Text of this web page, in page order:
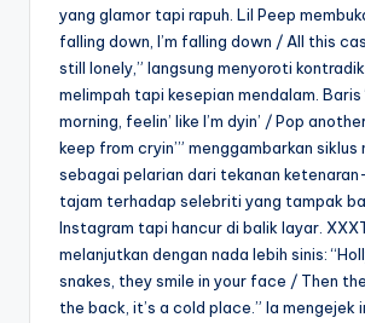
yang glamor tapi rapuh. Lil Peep
falling down, I’m falling down / All this
still lonely,” langsung menyoroti
melimpah tapi kesepian mendalam. Baris
morning, feelin’ like I’m dyin’ / Pop
keep from cryin’” menggambarkan siklus
sebagai pelarian dari tekanan
tajam terhadap selebriti yang tampak
Instagram tapi hancur di balik layar.
melanjutkan dengan nada lebih sinis:
snakes, they smile in your face / Then
the back, it’s a cold place.” Ia mengejek